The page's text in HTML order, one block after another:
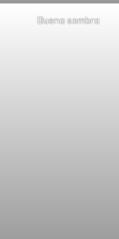
Buena sombra